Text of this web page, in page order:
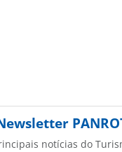
notícias do